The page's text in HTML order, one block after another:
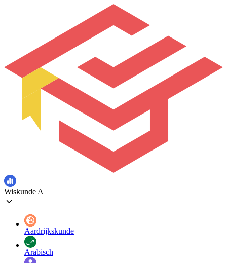
Wiskunde A
Aardrijkskunde
Arabisch